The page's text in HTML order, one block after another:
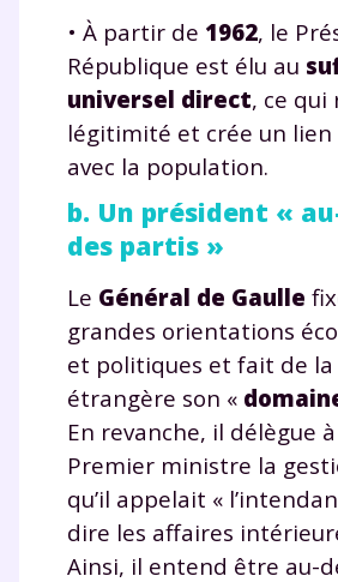
• À partir de 1962, le
République est élu au
universel direct, ce qui
légitimité et crée un
avec la population.
b. Un président «
des partis »
Le Général de Gaulle
grandes orientations
et politiques et fait de
étrangère son «
En revanche, il délègue
Premier ministre la
qu’il appelait «
dire les affaires
Ainsi, il entend être au-